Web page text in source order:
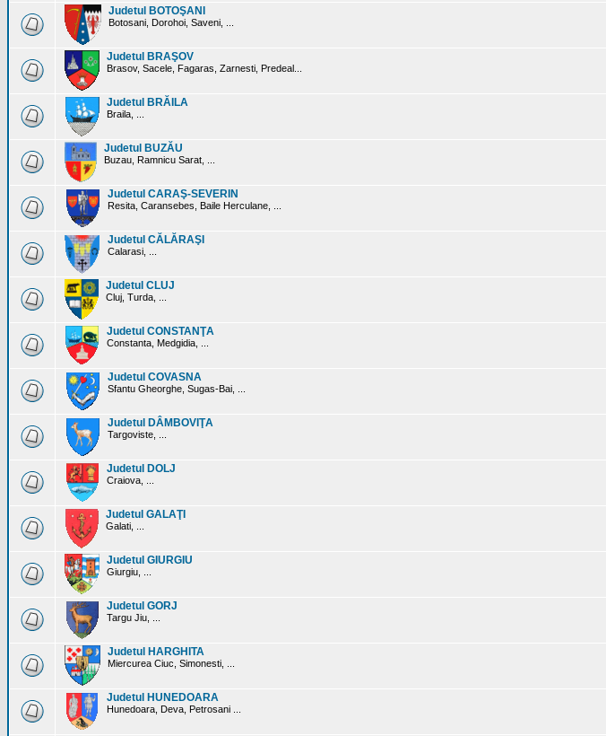
Judetul BOTOŞANI
Botosani, Dorohoi, Saveni, ...
Judetul BRAŞOV
Brasov, Sacele, Fagaras, Zarnesti, Predeal...
Judetul BRĂILA
Braila, ...
Judetul BUZĂU
Buzau, Ramnicu Sarat, ...
Judetul CARAŞ-SEVERIN
Resita, Caransebes, Baile Herculane, ...
Judetul CĂLĂRAŞI
Calarasi, ...
Judetul CLUJ
Cluj, Turda, ...
Judetul CONSTANŢA
Constanta, Medgidia, ...
Judetul COVASNA
Sfantu Gheorghe, Sugas-Bai, ...
Judetul DÂMBOVIŢA
Targoviste, ...
Judetul DOLJ
Craiova, ...
Judetul GALAŢI
Galati, ...
Judetul GIURGIU
Giurgiu, ...
Judetul GORJ
Targu Jiu, ...
Judetul HARGHITA
Miercurea Ciuc, Simonesti, ...
Judetul HUNEDOARA
Hunedoara, Deva, Petrosani ...